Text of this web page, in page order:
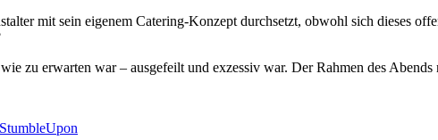
mit sein eigenem Catering-Konzept durchsetzt, obwohl sich dieses
zu erwarten war – ausgefeilt und exzessiv war. Der Rahmen des